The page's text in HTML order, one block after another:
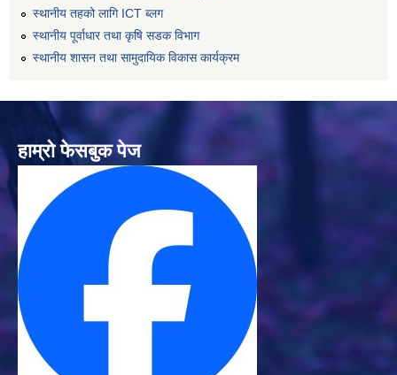
स्थानीय तहको लागि ICT ब्लग
स्थानीय पूर्वाधार तथा कृषि सडक विभाग
स्थानीय शासन तथा सामुदायिक विकास कार्यक्रम
हाम्रो फेसबुक पेज